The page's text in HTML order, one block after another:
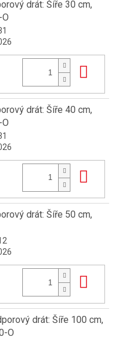
drát: Šíře 30 cm,
drát: Šíře 40 cm,
drát: Šíře 50 cm,
drát: Šíře 100 cm,
O